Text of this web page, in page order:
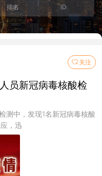
排名 ID
关注
员新冠病毒核酸检
测中，发现1名新冠病毒核酸
，迅